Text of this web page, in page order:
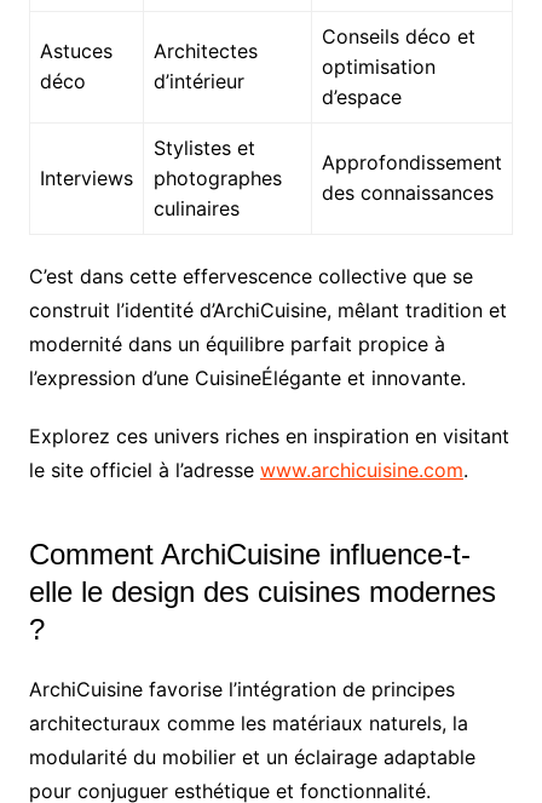
Astuces
déco
Architectes
d’intérieur
Conseils déco et
optimisation
d’espace
Interviews
Stylistes et
photographes
culinaires
Approfondissement
des connaissances
C’est dans cette effervescence collective que se
construit l’identité d’ArchiCuisine, mêlant tradition et
modernité dans un équilibre parfait propice à
l’expression d’une CuisineÉlégante et innovante.
Explorez ces univers riches en inspiration en visitant
le site officiel à l’adresse www.archicuisine.com.
Comment ArchiCuisine influence-t-
elle le design des cuisines modernes
?
ArchiCuisine favorise l’intégration de principes
architecturaux comme les matériaux naturels, la
modularité du mobilier et un éclairage adaptable
pour conjuguer esthétique et fonctionnalité.